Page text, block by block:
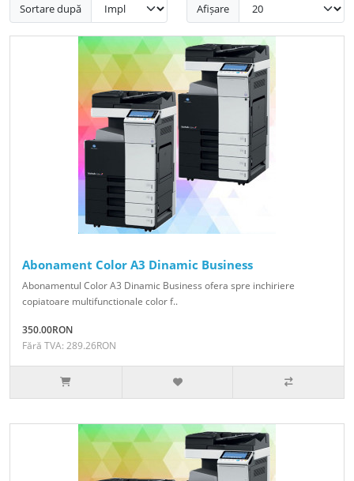
Sortare după Afișare
Abonament Color A3 Dinamic Business
Abonamentul Color A3 Dinamic Business ofera spre inchiriere
copiatoare multifunctionale color f..
350.00RON
Fără TVA: 289.26RON